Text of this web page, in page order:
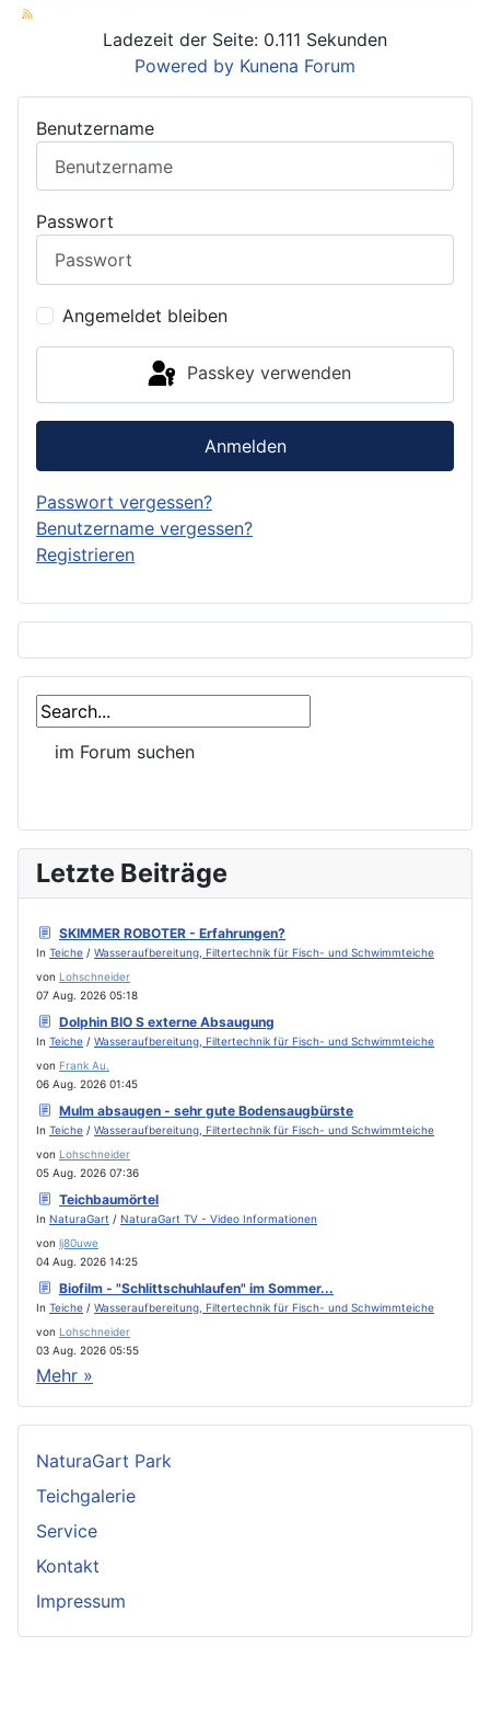
Ladezeit der Seite: 0.111 Sekunden
Powered by Kunena Forum
Benutzername
Passwort
Angemeldet bleiben
Passkey verwenden
Anmelden
Passwort vergessen?
Benutzername vergessen?
Registrieren
Letzte Beiträge
SKIMMER ROBOTER - Erfahrungen?
In Teiche / Wasseraufbereitung, Filtertechnik für Fisch- und Schwimmteiche
von Lohschneider
07 Aug. 2026 05:18
Dolphin BIO S externe Absaugung
In Teiche / Wasseraufbereitung, Filtertechnik für Fisch- und Schwimmteiche
von Frank Au.
06 Aug. 2026 01:45
Mulm absaugen - sehr gute Bodensaugbürste
In Teiche / Wasseraufbereitung, Filtertechnik für Fisch- und Schwimmteiche
von Lohschneider
05 Aug. 2026 07:36
Teichbaumörtel
In NaturaGart / NaturaGart TV - Video Informationen
von lj80uwe
04 Aug. 2026 14:25
Biofilm - "Schlittschuhlaufen" im Sommer...
In Teiche / Wasseraufbereitung, Filtertechnik für Fisch- und Schwimmteiche
von Lohschneider
03 Aug. 2026 05:55
Mehr »
NaturaGart Park
Teichgalerie
Service
Kontakt
Impressum